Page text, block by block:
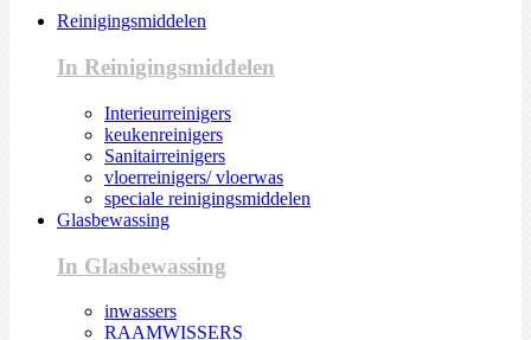
Reinigingsmiddelen
In Reinigingsmiddelen
Interieurreinigers
keukenreinigers
Sanitairreinigers
vloerreinigers/ vloerwas
speciale reinigingsmiddelen
Glasbewassing
In Glasbewassing
inwassers
RAAMWISSERS